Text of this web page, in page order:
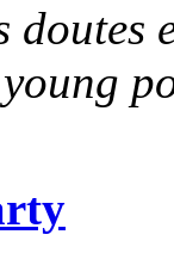
doutes